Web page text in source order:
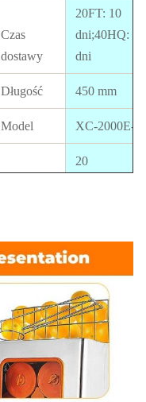
Czas
dostawy
20FT: 10
dni;40HQ: 15
dni
Długość 450 mm
Model XC-2000E-5
20
Certyfikat
aprobata CE
370W
północny
41 kg
FOB